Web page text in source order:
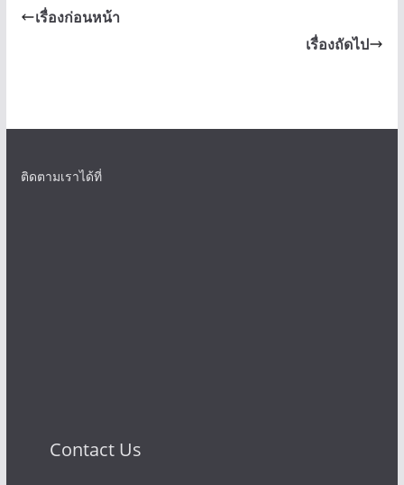
เรื่องก่อนหน้า
เรื่องถัดไป
ติดตามเราได้ที่
Contact Us